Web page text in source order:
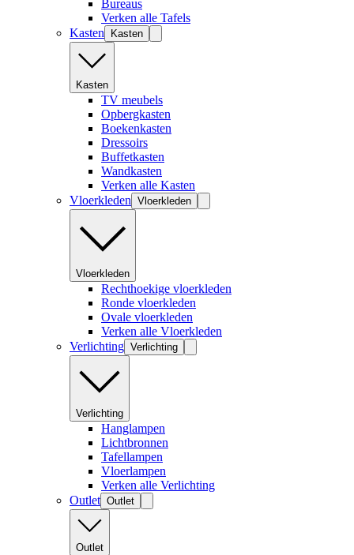
Bureaus
Verken alle Tafels
Kasten
Kasten
Kasten
TV meubels
Opbergkasten
Boekenkasten
Dressoirs
Buffetkasten
Wandkasten
Verken alle Kasten
Vloerkleden Vloerkleden
Vloerkleden
Rechthoekige vloerkleden
Ronde vloerkleden
Ovale vloerkleden
Verken alle Vloerkleden
Verlichting Verlichting
Verlichting
Hanglampen
Lichtbronnen
Tafellampen
Vloerlampen
Verken alle Verlichting
Outlet Outlet
Outlet